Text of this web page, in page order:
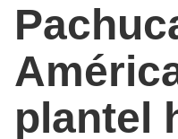
plantel